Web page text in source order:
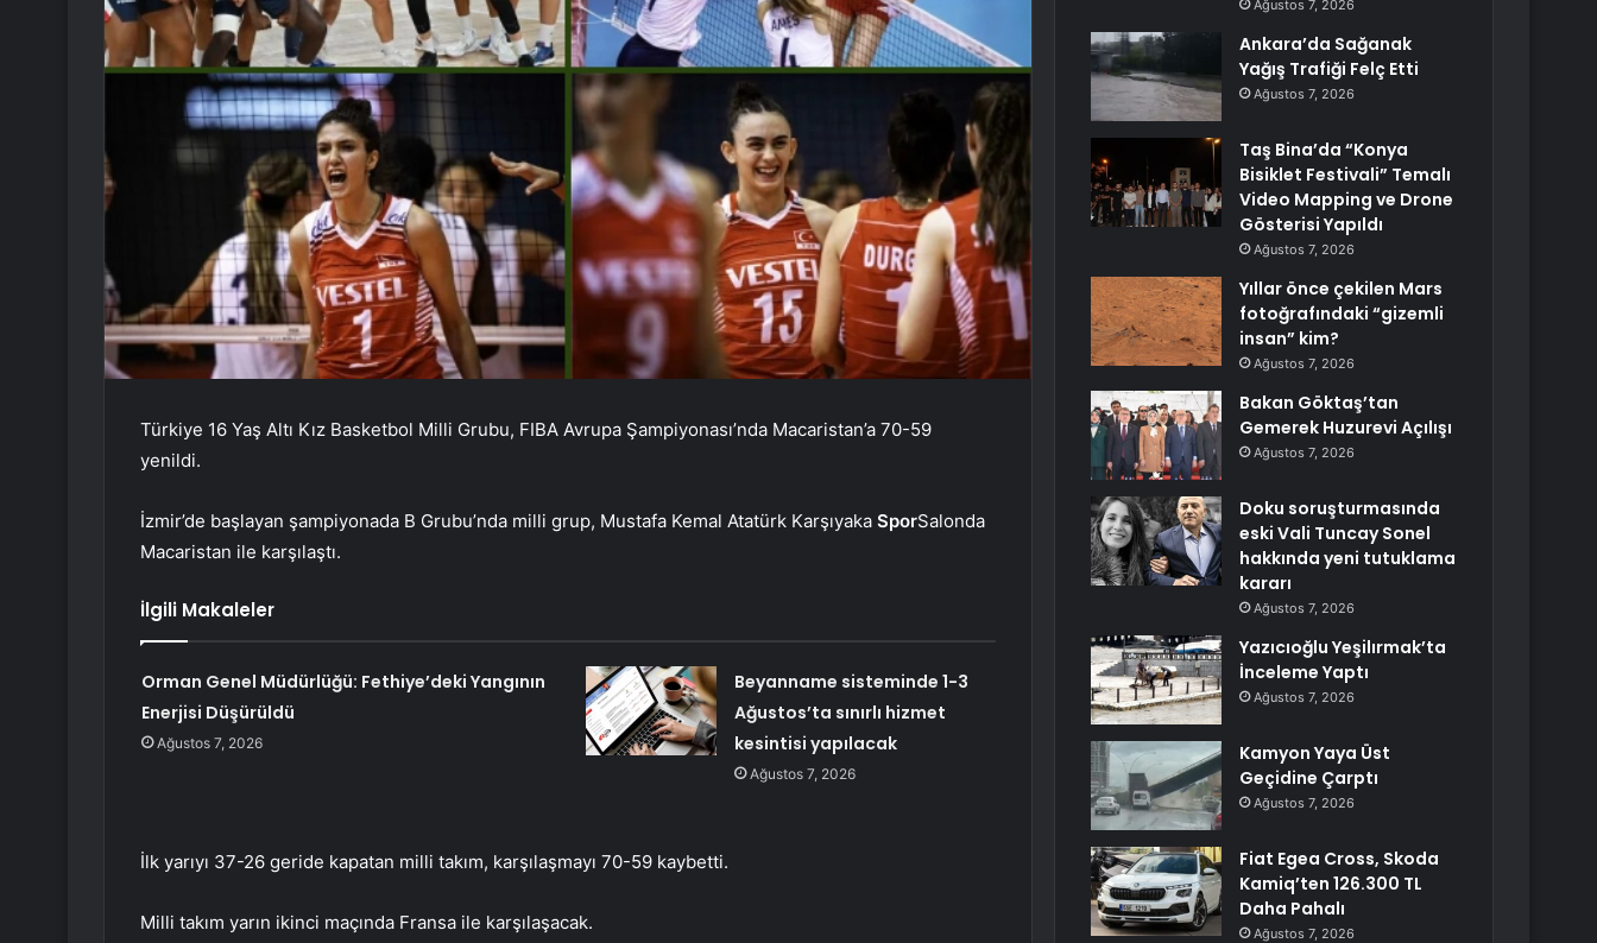
Türkiye 16 Yaş Altı Kız Basketbol Milli Grubu, FIBA ​​​​Avrupa Şampiyonası’nda Macaristan’a 70-59
yenildi.
İzmir’de başlayan şampiyonada B Grubu’nda milli grup, Mustafa Kemal Atatürk Karşıyaka SporSalonda
Macaristan ile karşılaştı.
İlgili Makaleler
Orman Genel Müdürlüğü: Fethiye’deki Yangının
Enerjisi Düşürüldü
Ağustos 7, 2026
Beyanname sisteminde 1-3
Ağustos’ta sınırlı hizmet
kesintisi yapılacak
Ağustos 7, 2026
İlk yarıyı 37-26 geride kapatan milli takım, karşılaşmayı 70-59 kaybetti.
Milli takım yarın ikinci maçında Fransa ile karşılaşacak.
Ağustos 7, 2026
Ankara’da Sağanak
Yağış Trafiği Felç Etti
Ağustos 7, 2026
Taş Bina’da “Konya
Bisiklet Festivali” Temalı
Video Mapping ve Drone
Gösterisi Yapıldı
Ağustos 7, 2026
Yıllar önce çekilen Mars
fotoğrafındaki “gizemli
insan” kim?
Ağustos 7, 2026
Bakan Göktaş’tan
Gemerek Huzurevi Açılışı
Ağustos 7, 2026
Doku soruşturmasında
eski Vali Tuncay Sonel
hakkında yeni tutuklama
kararı
Ağustos 7, 2026
Yazıcıoğlu Yeşilırmak’ta
İnceleme Yaptı
Ağustos 7, 2026
Kamyon Yaya Üst
Geçidine Çarptı
Ağustos 7, 2026
Fiat Egea Cross, Skoda
Kamiq’ten 126.300 TL
Daha Pahalı
Ağustos 7, 2026